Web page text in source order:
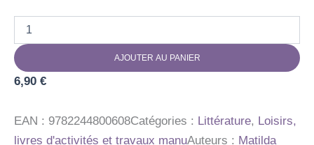
LIVRE
JEUX
ENIGMES
AJOUTER AU PANIER
6,90 €
EAN : 9782244800608Catégories : Littérature, Loisirs,
livres d'activités et travaux manuAuteurs : Matilda